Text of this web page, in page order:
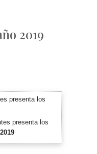
2019
presenta los